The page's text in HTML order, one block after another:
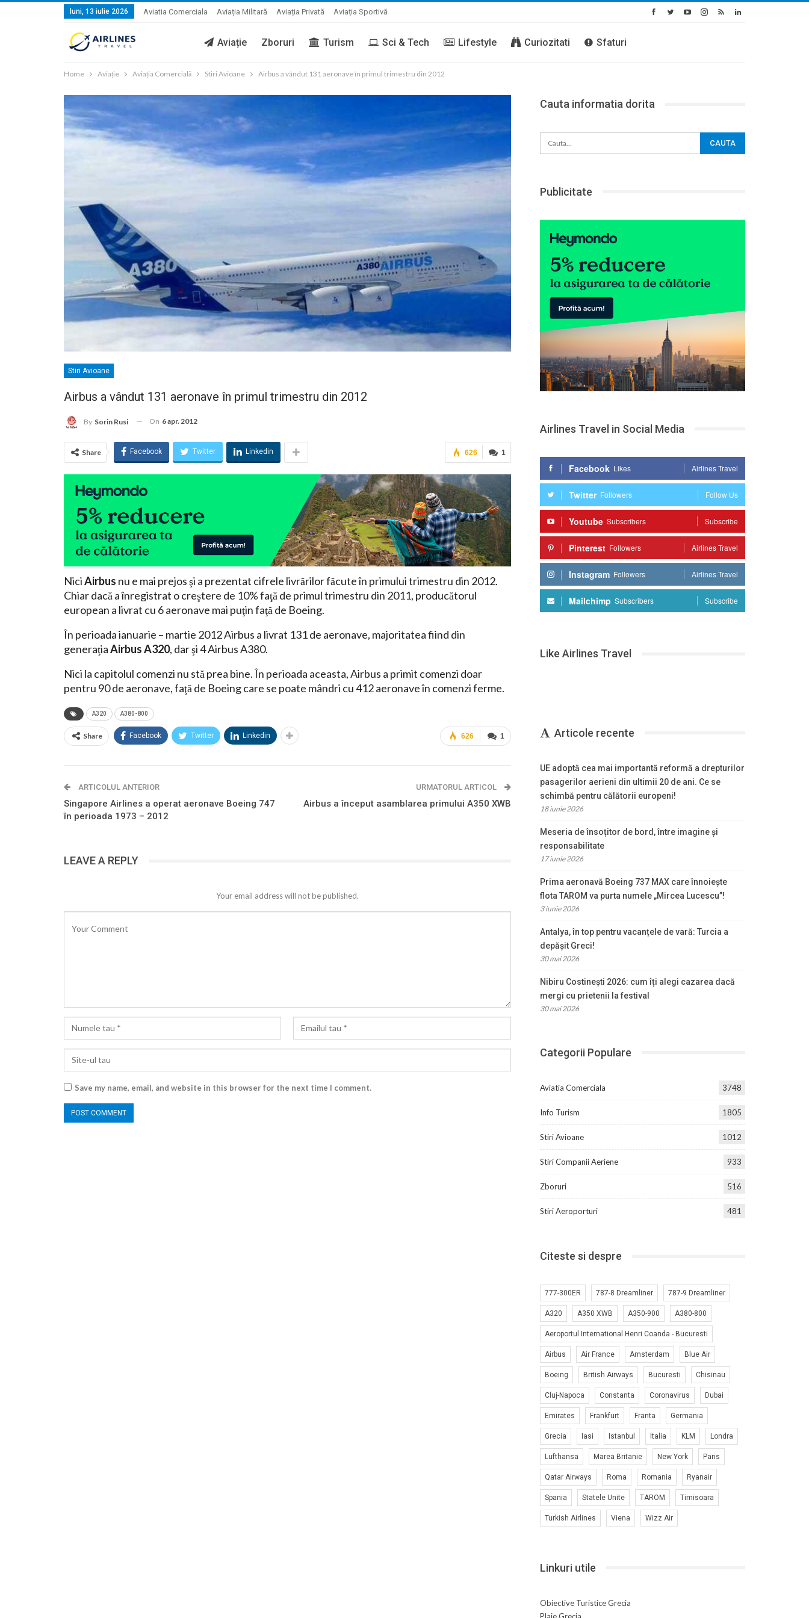
luni, 13 iulie 2026 Aviatia Comerciala Aviația Militară Aviația Privată Aviația Sportivă
Aviație Zboruri Turism Sci & Tech Lifestyle Curiozitati Sfaturi
Home Aviație Aviația Comercială Stiri Avioane Airbus a vândut 131 aeronave în primul trimestru din 2012
Stiri Avioane
Airbus a vândut 131 aeronave în primul trimestru din 2012
By Sorin Rusi On 6 apr. 2012
1
626
Share Facebook Twitter Linkedin
NiciAirbus nu e mai prejos şi a prezentat cifrele livrărilor făcute în primului trimestru din 2012.
Chiar dacă a înregistrat o creştere de 10% faţă de primul trimestru din 2011, producătorul
european a livrat cu 6 aeronave mai puţin faţă de Boeing.
În perioada ianuarie – martie 2012 Airbus a livrat 131 de aeronave, majoritatea fiind din
generaţiaAirbus A320, dar şi 4 Airbus A380.
Nici la capitolul comenzi nu stă prea bine. În perioada aceasta, Airbus a primit comenzi doar
pentru 90 de aeronave, faţă de Boeing care se poate mândri cu 412 aeronave în comenzi ferme.
A320 A380-800
1
626
Share Facebook Twitter Linkedin
ARTICOLUL ANTERIOR
Singapore Airlines a operat aeronave Boeing 747
în perioada 1973 – 2012
URMATORUL ARTICOL
Airbus a început asamblarea primului A350 XWB
LEAVE A REPLY
Your email address will not be published.
Save my name, email, and website in this browser for the next time I comment.
Cauta informatia dorita
Publicitate
Airlines Travel in Social Media
Facebook Likes Airlines Travel
Twitter Followers Follow Us
Youtube Subscribers Subscribe
Pinterest Followers Airlines Travel
Instagram Followers Airlines Travel
Mailchimp Subscribers Subscribe
Like Airlines Travel
Articole recente
UE adoptă cea mai importantă reformă a drepturilor
pasagerilor aerieni din ultimii 20 de ani. Ce se
schimbă pentru călătorii europeni!
18 iunie 2026
Meseria de însoțitor de bord, între imagine și
responsabilitate
17 iunie 2026
Prima aeronavă Boeing 737 MAX care înnoiește
flota TAROM va purta numele „Mircea Lucescu”!
3 iunie 2026
Antalya, în top pentru vacanțele de vară: Turcia a
depășit Greci!
30 mai 2026
Nibiru Costinești 2026: cum îți alegi cazarea dacă
mergi cu prietenii la festival
30 mai 2026
Categorii Populare
Aviatia Comerciala 3748
Info Turism 1805
Stiri Avioane 1012
Stiri Companii Aeriene 933
Zboruri 516
Stiri Aeroporturi 481
Citeste si despre
777-300ER 787-8 Dreamliner 787-9 Dreamliner
A320 A350 XWB A350-900 A380-800
Aeroportul International Henri Coanda - Bucuresti
Airbus Air France Amsterdam Blue Air
Boeing British Airways Bucuresti Chisinau
Cluj-Napoca Constanta Coronavirus Dubai
Emirates Frankfurt Franta Germania
Grecia Iasi Istanbul Italia KLM Londra
Lufthansa Marea Britanie New York Paris
Qatar Airways Roma Romania Ryanair
Spania Statele Unite TAROM Timisoara
Turkish Airlines Viena Wizz Air
Linkuri utile
Obiective Turistice Grecia
Plaje Grecia